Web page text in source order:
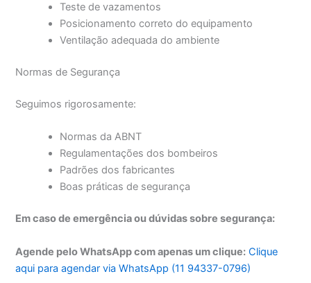
Teste de vazamentos
Posicionamento correto do equipamento
Ventilação adequada do ambiente
Normas de Segurança
Seguimos rigorosamente:
Normas da ABNT
Regulamentações dos bombeiros
Padrões dos fabricantes
Boas práticas de segurança
Em caso de emergência ou dúvidas sobre segurança:
Agende pelo WhatsApp com apenas um clique: Clique
aqui para agendar via WhatsApp (11 94337-0796)